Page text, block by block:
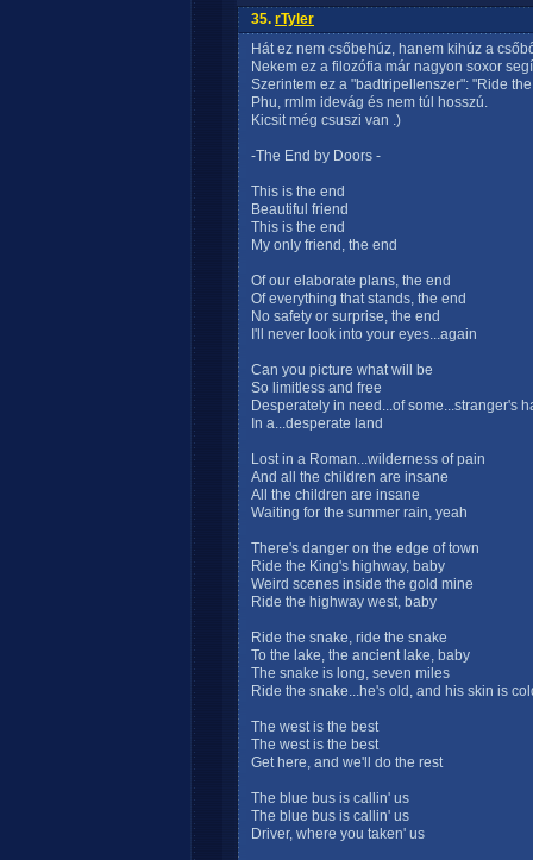
35. rTyler
Hát ez nem csőbehúz, hanem kihúz a
Nekem ez a filozófia már nagyon soxor
Szerintem ez a "badtripellenszer": "Ride
Phu, rmlm idevág és nem túl hosszú.
Kicsit még csuszi van .)
-The End by Doors -
This is the end
Beautiful friend
This is the end
My only friend, the end
Of our elaborate plans, the end
Of everything that stands, the end
No safety or surprise, the end
I'll never look into your eyes...again
Can you picture what will be
So limitless and free
Desperately in need...of some...stranger's
In a...desperate land
Lost in a Roman...wilderness of pain
And all the children are insane
All the children are insane
Waiting for the summer rain, yeah
There's danger on the edge of town
Ride the King's highway, baby
Weird scenes inside the gold mine
Ride the highway west, baby
Ride the snake, ride the snake
To the lake, the ancient lake, baby
The snake is long, seven miles
Ride the snake...he's old, and his skin is
The west is the best
The west is the best
Get here, and we'll do the rest
The blue bus is callin' us
The blue bus is callin' us
Driver, where you taken' us